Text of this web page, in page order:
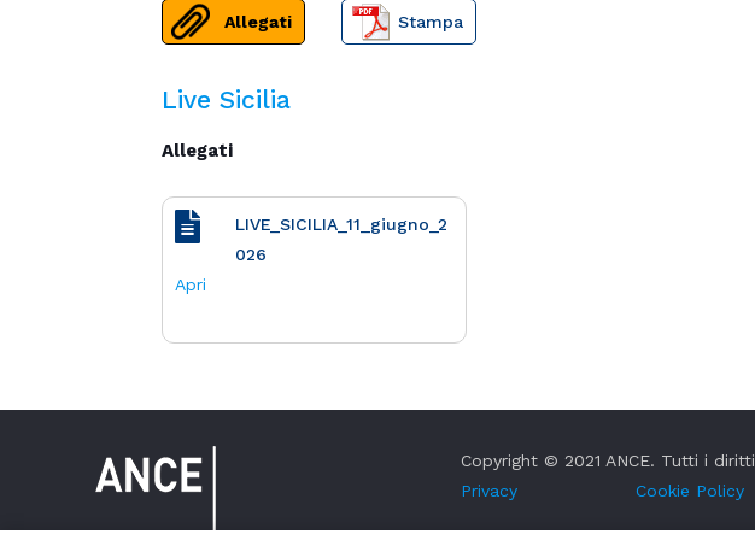
Allegati Stampa
Live Sicilia
Allegati
LIVE_SICILIA_11_giugno_2
026
Apri
Copyright © 2021 ANCE. Tutti i
Privacy
Cookie Policy